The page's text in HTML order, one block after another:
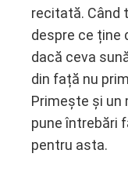
recitată. Când
despre ce ține
dacă ceva
din față nu
Primește și un
pune întrebări
pentru asta.